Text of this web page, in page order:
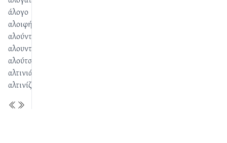
άλογο
αλοιφή
αλούντημα
αλουντίζω
αλούτσι
αλτινιάζω
αλτινίζω